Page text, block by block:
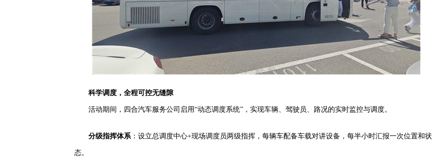
科学调度，全程可控无缝隙
活动期间，四合汽车服务公司启用“动态调度系统”，实现车辆、驾驶员、路况的实时监控与调度。
分级指挥体系：设立总调度中心+现场调度员两级指挥，每辆车配备车载对讲设备，每半小时汇报一次位置和状
态。